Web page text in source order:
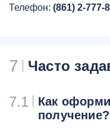
Телефон: (861) 2-777-
7 Часто
7.1
Как
получение?